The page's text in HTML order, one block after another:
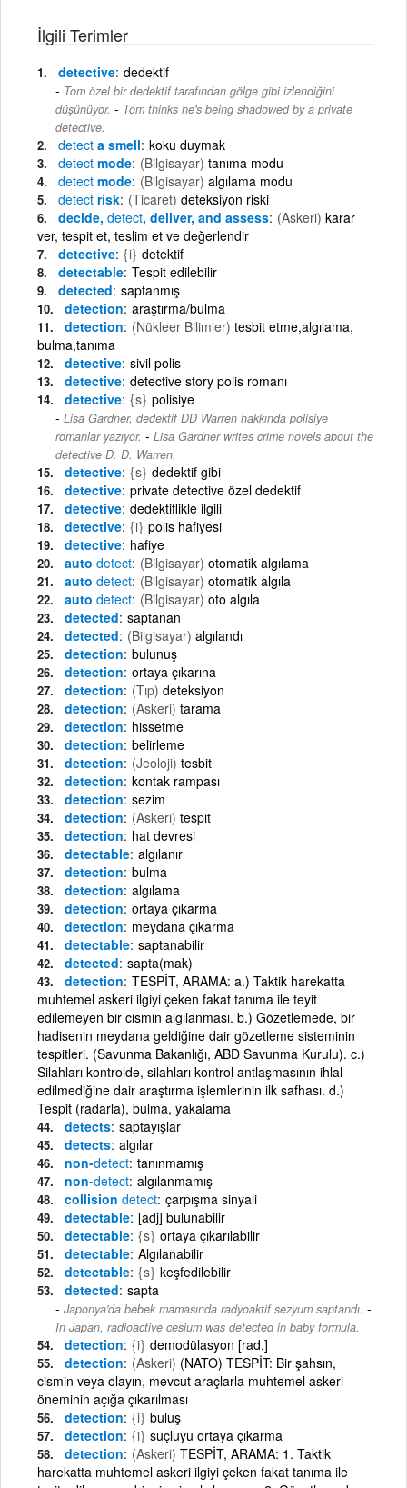
İlgili Terimler
detective dedektif
Tom özel bir dedektif tarafından gölge gibi izlendiğini
düşünüyor. - Tom thinks he's being shadowed by a private
detective.
detect a smell koku duymak
detect mode (Bilgisayar) tanıma modu
detect mode (Bilgisayar) algılama modu
detect risk (Ticaret) deteksiyon riski
decide, detect, deliver, and assess (Askeri) karar
ver, tespit et, teslim et ve değerlendir
detective {i} detektif
detectable Tespit edilebilir
detected saptanmış
detection araştırma/bulma
detection (Nükleer Bilimler) tesbit etme,algılama,
bulma,tanıma
detective sivil polis
detective detective story polis romanı
detective {s} polisiye
Lisa Gardner, dedektif DD Warren hakkında polisiye
romanlar yazıyor. - Lisa Gardner writes crime novels about the
detective D. D. Warren.
detective {s} dedektif gibi
detective private detective özel dedektif
detective dedektiflikle ilgili
detective {i} polis hafiyesi
detective hafiye
auto detect (Bilgisayar) otomatik algılama
auto detect (Bilgisayar) otomatik algıla
auto detect (Bilgisayar) oto algıla
detected saptanan
detected (Bilgisayar) algılandı
detection bulunuş
detection ortaya çıkarına
detection (Tıp) deteksiyon
detection (Askeri) tarama
detection hissetme
detection belirleme
detection (Jeoloji) tesbit
detection kontak rampası
detection sezim
detection (Askeri) tespit
detection hat devresi
detectable algılanır
detection bulma
detection algılama
detection ortaya çıkarma
detection meydana çıkarma
detectable saptanabilir
detected sapta(mak)
detection TESPİT, ARAMA: a.) Taktik harekatta
muhtemel askeri ilgiyi çeken fakat tanıma ile teyit
edilemeyen bir cismin algılanması. b.) Gözetlemede, bir
hadisenin meydana geldiğine dair gözetleme sisteminin
tespitleri. (Savunma Bakanlığı, ABD Savunma Kurulu). c.)
Silahları kontrolde, silahları kontrol antlaşmasının ihlal
edilmediğine dair araştırma işlemlerinin ilk safhası. d.)
Tespit (radarla), bulma, yakalama
detects saptayışlar
detects algılar
non-detect tanınmamış
non-detect algılanmamış
collision detect çarpışma sinyali
detectable [adj] bulunabilir
detectable {s} ortaya çıkarılabilir
detectable Algılanabilir
detectable {s} keşfedilebilir
detected sapta
Japonya'da bebek mamasında radyoaktif sezyum saptandı. -
In Japan, radioactive cesium was detected in baby formula.
detection {i} demodülasyon [rad.]
detection (Askeri) (NATO) TESPİT: Bir şahsın,
cismin veya olayın, mevcut araçlarla muhtemel askeri
öneminin açığa çıkarılması
detection {i} buluş
detection {i} suçluyu ortaya çıkarma
detection (Askeri) TESPİT, ARAMA: 1. Taktik
harekatta muhtemel askeri ilgiyi çeken fakat tanıma ile